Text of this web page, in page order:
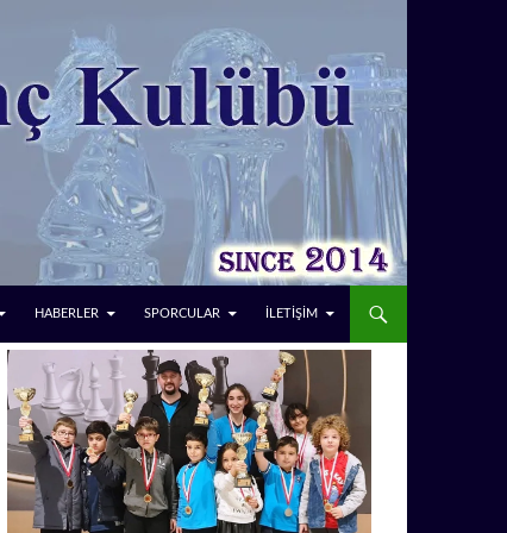
HABERLER SPORCULAR İLETİŞİM